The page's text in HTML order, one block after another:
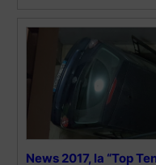
News 2017, la “Top